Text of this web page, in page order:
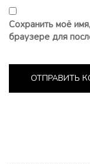
Сохранить моё
браузере для